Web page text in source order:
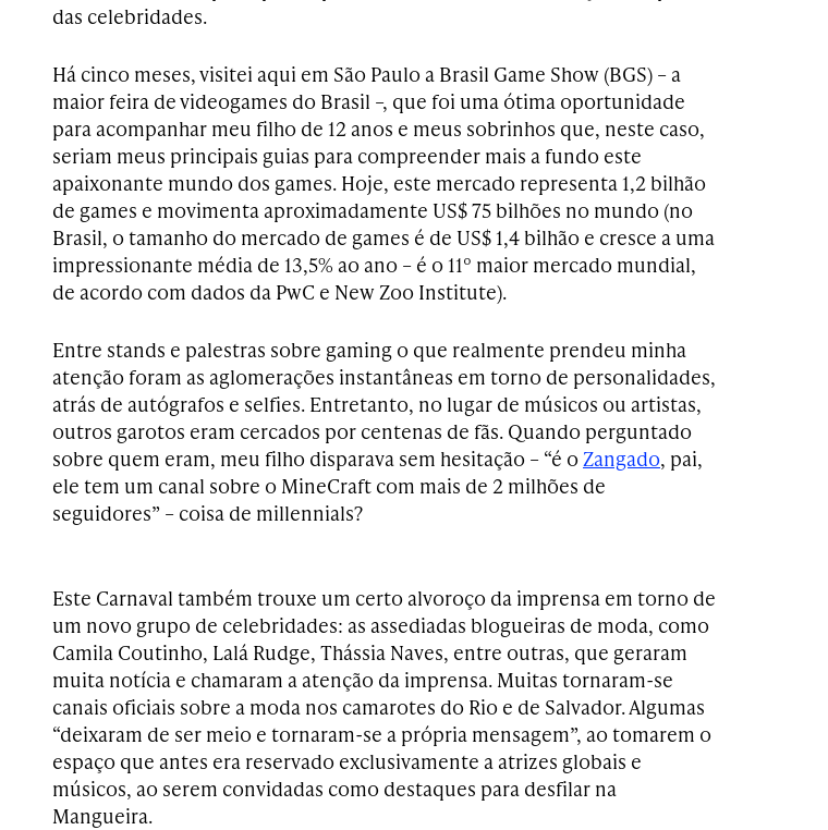
das celebridades.
Há cinco meses, visitei aqui em São Paulo a Brasil Game Show (BGS) – a
maior feira de videogames do Brasil –, que foi uma ótima oportunidade
para acompanhar meu filho de 12 anos e meus sobrinhos que, neste caso,
seriam meus principais guias para compreender mais a fundo este
apaixonante mundo dos games. Hoje, este mercado representa 1,2 bilhão
de games e movimenta aproximadamente US$ 75 bilhões no mundo (no
Brasil, o tamanho do mercado de games é de US$ 1,4 bilhão e cresce a uma
impressionante média de 13,5% ao ano – é o 11º maior mercado mundial,
de acordo com dados da PwC e New Zoo Institute).
Entre stands e palestras sobre gaming o que realmente prendeu minha
atenção foram as aglomerações instantâneas em torno de personalidades,
atrás de autógrafos e selfies. Entretanto, no lugar de músicos ou artistas,
outros garotos eram cercados por centenas de fãs. Quando perguntado
sobre quem eram, meu filho disparava sem hesitação – “é o Zangado, pai,
ele tem um canal sobre o MineCraft com mais de 2 milhões de
seguidores” – coisa de millennials?
Este Carnaval também trouxe um certo alvoroço da imprensa em torno de
um novo grupo de celebridades: as assediadas blogueiras de moda, como
Camila Coutinho, Lalá Rudge, Thássia Naves, entre outras, que geraram
muita notícia e chamaram a atenção da imprensa. Muitas tornaram-se
canais oficiais sobre a moda nos camarotes do Rio e de Salvador. Algumas
“deixaram de ser meio e tornaram-se a própria mensagem”, ao tomarem o
espaço que antes era reservado exclusivamente a atrizes globais e
músicos, ao serem convidadas como destaques para desfilar na
Mangueira.